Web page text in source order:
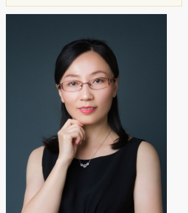
心理产品